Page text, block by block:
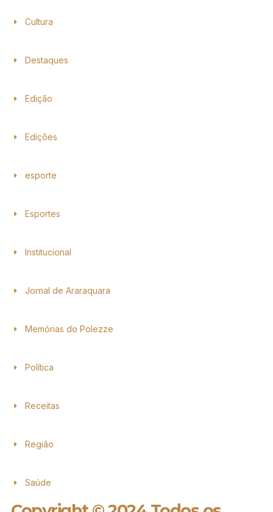
Cultura
Destaques
Edição
Edições
esporte
Esportes
Institucional
Jornal de Araraquara
Memórias do Polezze
Política
Receitas
Região
Saúde